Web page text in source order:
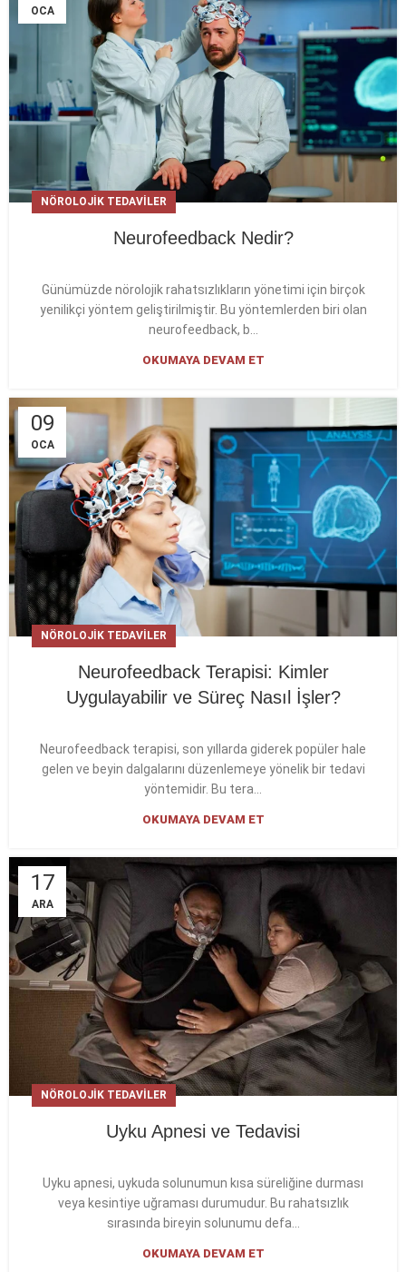
OCA
NÖROLOJIK TEDAVILER
Neurofeedback Nedir?
Günümüzde nörolojik rahatsızlıkların yönetimi için birçok
yenilikçi yöntem geliştirilmiştir. Bu yöntemlerden biri olan
neurofeedback, b...
OKUMAYA DEVAM ET
09
OCA
NÖROLOJIK TEDAVILER
Neurofeedback Terapisi: Kimler
Uygulayabilir ve Süreç Nasıl İşler?
Neurofeedback terapisi, son yıllarda giderek popüler hale
gelen ve beyin dalgalarını düzenlemeye yönelik bir tedavi
yöntemidir. Bu tera...
OKUMAYA DEVAM ET
17
ARA
NÖROLOJIK TEDAVILER
Uyku Apnesi ve Tedavisi
Uyku apnesi, uykuda solunumun kısa süreliğine durması
veya kesintiye uğraması durumudur. Bu rahatsızlık
sırasında bireyin solunumu defa...
OKUMAYA DEVAM ET